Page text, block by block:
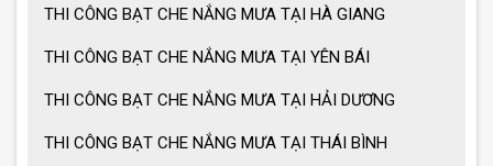
THI CÔNG BẠT CHE NẮNG MƯA TẠI HÀ GIANG
THI CÔNG BẠT CHE NẮNG MƯA TẠI YÊN BÁI
THI CÔNG BẠT CHE NẮNG MƯA TẠI HẢI DƯƠNG
THI CÔNG BẠT CHE NẮNG MƯA TẠI THÁI BÌNH